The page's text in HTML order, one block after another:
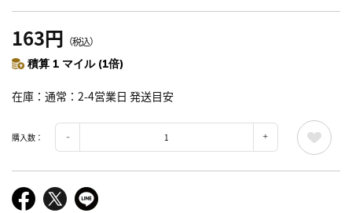
163円 （税込）
積算 1 マイル (1倍)
在庫 通常：2-4営業日 発送目安
購入数：